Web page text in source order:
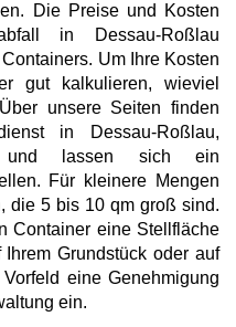
Die Preise und Kosten
in Dessau-Roßlau
Um Ihre Kosten
gut kalkulieren, wieviel
unsere Seiten finden
in Dessau-Roßlau,
und lassen sich ein
Für kleinere Mengen
die 5 bis 10 qm groß sind.
Container eine Stellfläche
Grundstück oder auf
eine Genehmigung
ein.